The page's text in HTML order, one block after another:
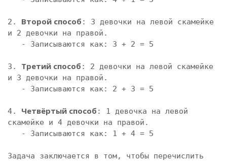
2. Второй способ : 3 девочки на левой скамейке
и 2 девочки на правой.
3. Третий способ : 2 девочки на левой скамейке
и 3 девочки на правой.
4. Четвёртый способ : 1 девочка на левой
скамейке и 4 девочки на правой.
Задача заключается в том, чтобы перечислить